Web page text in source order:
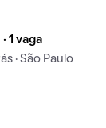
1 vaga
· São Paulo